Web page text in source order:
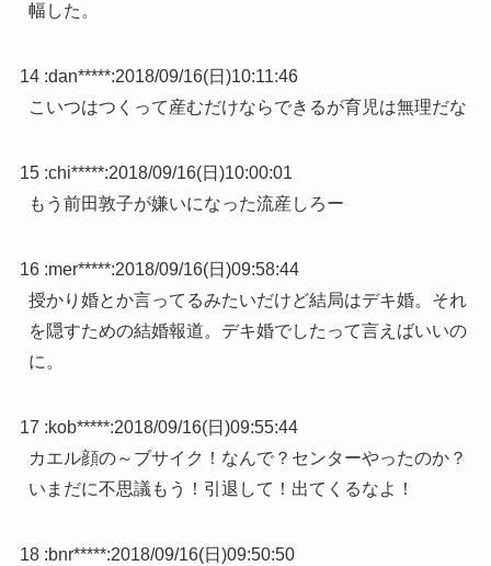
幅した。
14 :dan*****:2018/09/16(日)10:11:46
こいつはつくって産むだけならできるが育児は無理だな
15 :chi*****:2018/09/16(日)10:00:01
もう前田敦子が嫌いになった流産しろー
16 :mer*****:2018/09/16(日)09:58:44
授かり婚とか言ってるみたいだけど結局はデキ婚。それ
を隠すための結婚報道。デキ婚でしたって言えばいいの
に。
17 :kob*****:2018/09/16(日)09:55:44
カエル顔の～ブサイク！なんで？センターやったのか？
いまだに不思議もう！引退して！出てくるなよ！
18 :bnr*****:2018/09/16(日)09:50:50